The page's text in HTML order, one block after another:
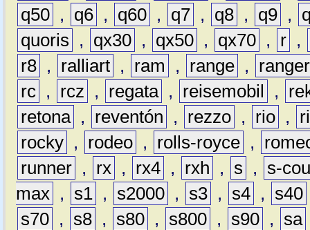
q50 , q6 , q60 , q7 , q8 , q9 ,
quoris
, qx30 , qx50 , qx70 , r ,
r8 , ralliart , ram , range ,
ranger
rc , rcz , regata , reisemobil ,
retona , reventón , rezzo , rio ,
rocky , rodeo , rolls-royce ,
runner , rx , rx4 , rxh , s ,
s-
max , s1 , s2000 , s3 , s4 , s40
s70 , s8 , s80 , s800 , s90 , sa